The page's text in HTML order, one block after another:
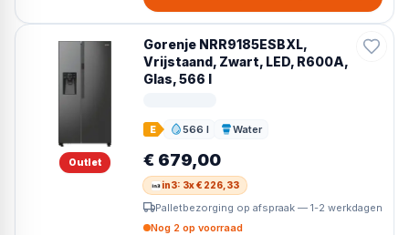
Outlet
Gorenje NRR9185ESBXL,
Vrijstaand, Zwart, LED, R600A,
Glas, 566 l
E 566 l
Inhoud Water
Dispenser
€ 679,00
in3: 3x € 226,33
Palletbezorging op afspraak — 1-2 werkdagen
Nog 2 op voorraad